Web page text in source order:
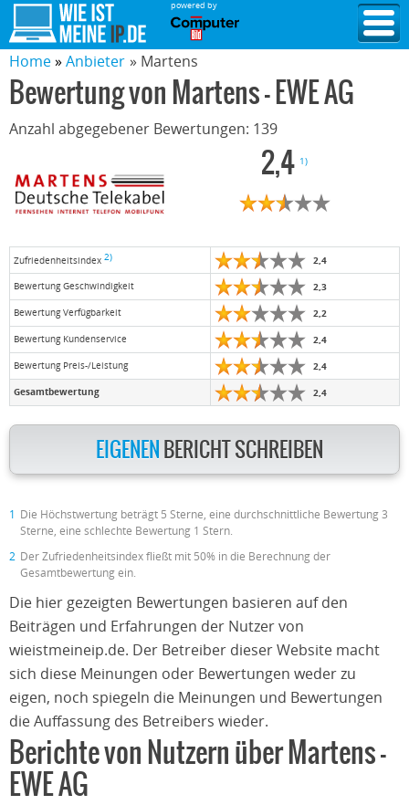
powered by
Home Anbieter » Martens
Bewertung von Martens - EWE AG
Anzahl abgegebener Bewertungen: 139
2,4 1)
Zufriedenheitsindex 2) 2,4
Bewertung Geschwindigkeit 2,3
Bewertung Verfügbarkeit 2,2
Bewertung Kundenservice 2,4
Bewertung Preis-/Leistung 2,4
Gesamtbewertung 2,4
EIGENEN BERICHT SCHREIBEN
1 Die Höchstwertung beträgt 5 Sterne, eine durchschnittliche Bewertung 3
Sterne, eine schlechte Bewertung 1 Stern.
2 Der Zufriedenheitsindex fließt mit 50% in die Berechnung der
Gesamtbewertung ein.
Die hier gezeigten Bewertungen basieren auf den
Beiträgen und Erfahrungen der Nutzer von
wieistmeineip.de. Der Betreiber dieser Website macht
sich diese Meinungen oder Bewertungen weder zu
eigen, noch spiegeln die Meinungen und Bewertungen
die Auffassung des Betreibers wieder.
Berichte von Nutzern über Martens -
EWE AG